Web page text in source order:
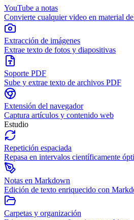
YouTube a notas
Convierte cualquier video en material
Extracción de imágenes
Extrae texto de fotos y diapositivas
Soporte PDF
Sube y extrae texto de archivos PDF
Extensión del navegador
Captura artículos y contenido web
Estudio
Repetición espaciada
Repasa en intervalos científicamente
Notas en Markdown
Edición de texto enriquecido con
Carpetas y organización